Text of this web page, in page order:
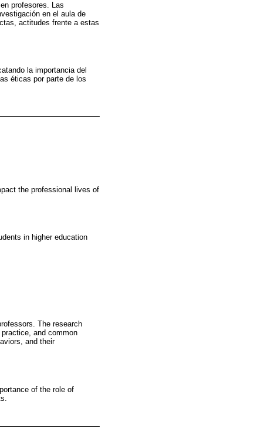
profesores. Las
en el aula de
actitudes frente a estas
la importancia del
éticas por parte de los
the professional lives of
in higher education
The research
and common
and their
of the role of